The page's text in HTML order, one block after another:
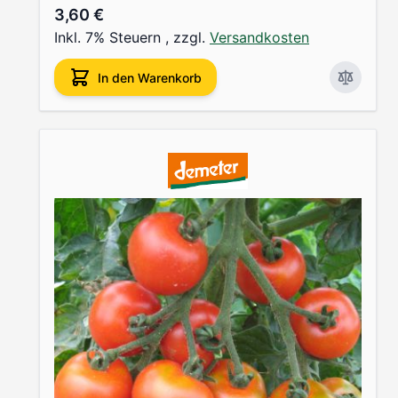
3,60 €
Inkl. 7% Steuern , zzgl. Versandkosten
In den Warenkorb